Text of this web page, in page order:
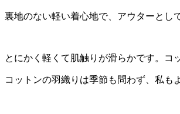
裏地のない軽い着心地で、アウターとし
とにかく軽くて肌触りが滑らかです。コ
コットンの羽織りは季節も問わず、私も